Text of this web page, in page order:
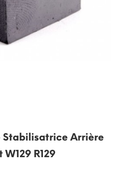
Stabilisatrice Arrière
W129 R129